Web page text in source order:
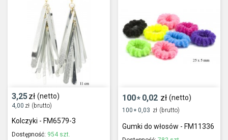
3,25zł (netto)
4,00 zł (brutto)
Kolczyki - FM6579-3
Dostępność: 954 szt.
100* 0,02 zł (netto)
100 * 0,03 zł (brutto)
Gumki do włosów - FM11336